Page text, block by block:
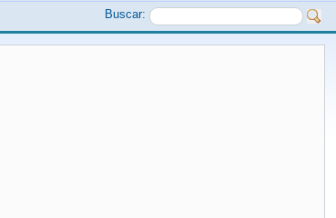
Buscar: